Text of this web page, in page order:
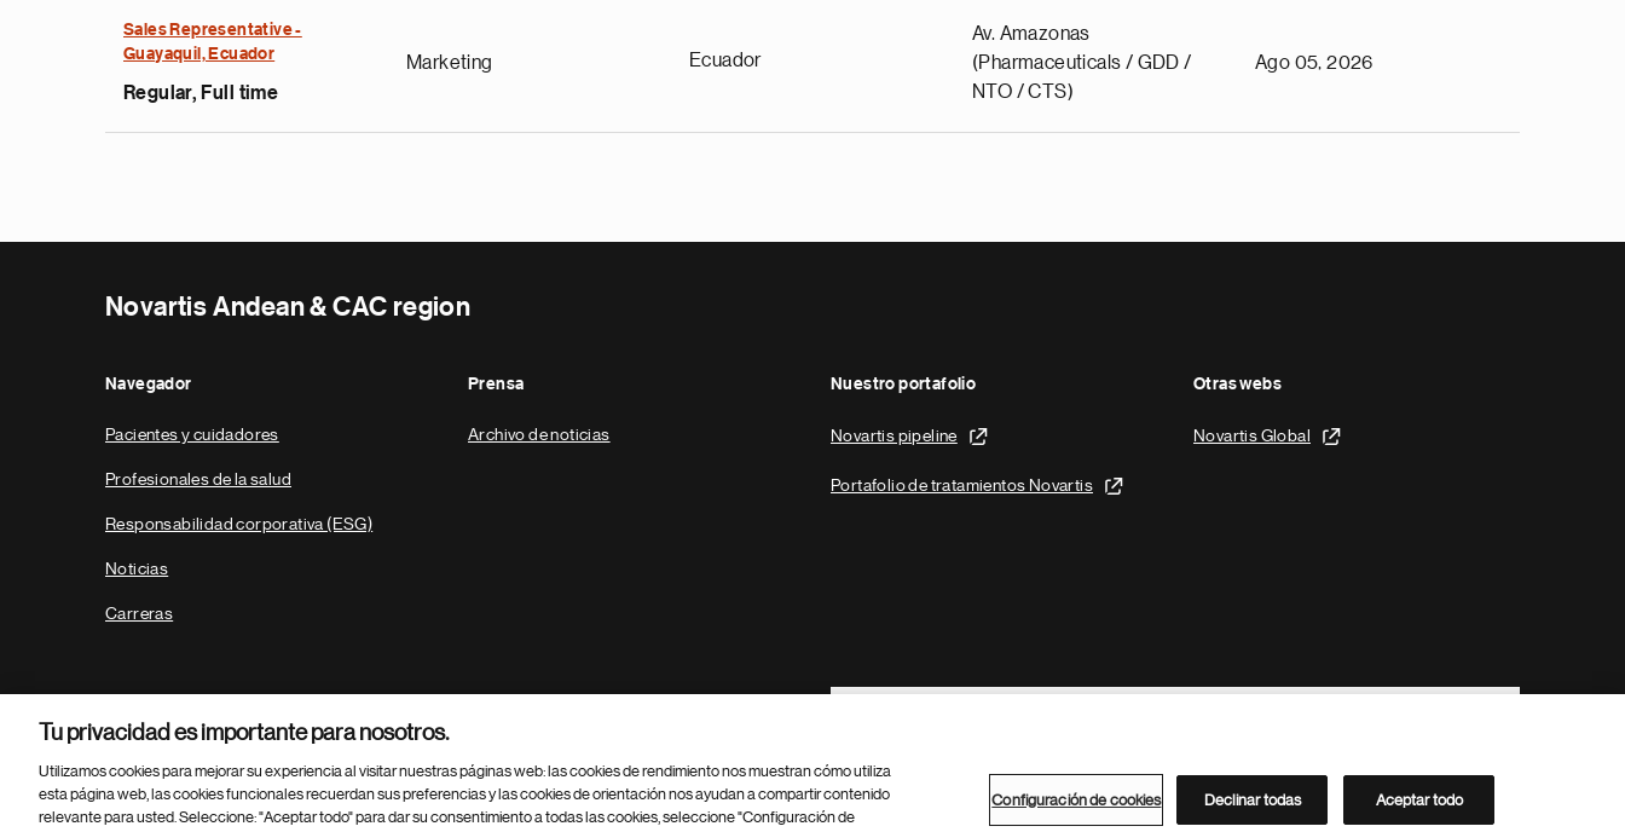
Sales Representative -
Guayaquil, Ecuador
Regular, Full time
Marketing Ecuador
Av. Amazonas
(Pharmaceuticals / GDD /
NTO / CTS)
Ago 05, 2026
Novartis Andean & CAC region
Navegador
Pacientes y cuidadores
Profesionales de la salud
Responsabilidad corporativa (ESG)
Noticias
Carreras
Prensa
Archivo de noticias
Nuestro portafolio
Novartis pipeline
Portafolio de tratamientos Novartis
Otras webs
Novartis Global
Footer Site Search
Parte
© 2026 Novartis AG Directorio de Novartis
Tu privacidad es importante para nosotros.
Utilizamos cookies para mejorar su experiencia al visitar nuestras páginas web: las cookies de rendimiento nos muestran cómo utiliza
esta página web, las cookies funcionales recuerdan sus preferencias y las cookies de orientación nos ayudan a compartir contenido
relevante para usted. Seleccione: "Aceptar todo" para dar su consentimiento a todas las cookies, seleccione "Configuración de
Configuración de cookies Declinar todas Aceptar todo